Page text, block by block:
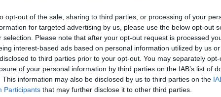
opt-out of the sale, sharing to third parties, or processing of your
for targeted advertising by us, please use the below opt-out
selection. Please note that after your opt-out request is processed
interest-based ads based on personal information utilized by us
to third parties prior to your opt-out. You may separately
of your personal information by third parties on the IAB’s list of
This information may also be disclosed by us to third parties on the
Participants that may further disclose it to other third parties.
να στρέψει τις προσδοκίες της
έως έξι» αυξήσεων επιτοκίων της
θα μπορούσε να εξηγηθεί από τις
προφανώς έχει επίσης
δεσμούς με τον πληθωρισμό»,
10:57
10:48